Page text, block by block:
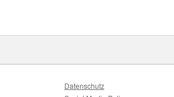
Datenschutz